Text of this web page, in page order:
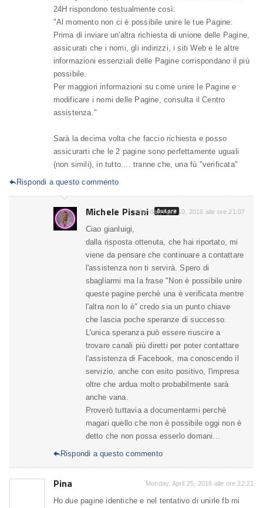
24H rispondono testualmente così:
"Al momento non ci è possibile unire le tue Pagine.
Prima di inviare un'altra richiesta di unione delle Pagine,
assicurati che i nomi, gli indirizzi, i siti Web e le altre
informazioni essenziali delle Pagine corrispondano il più
possibile.
Per maggiori informazioni su come unire le Pagine e
modificare i nomi delle Pagine, consulta il Centro
assistenza."
Sarà la decima volta che faccio richiesta e posso
assicurarti che le 2 pagine sono perfettamente uguali
(non simili), in tutto.... tranne che, una fù "verificata"
Rispondi a questo commento
Michele Pisani Autore
Sunday, April 10, 2016 alle ore 21:07
Ciao gianluigi,
dalla risposta ottenuta, che hai riportato, mi
viene da pensare che continuare a contattare
l'assistenza non ti servirà. Spero di
sbagliarmi ma la frase "Non è possibile unire
queste pagine perchè una è verificata mentre
l'altra non lo è" credo sia un punto chiave
che lascia poche speranze di successo.
L'unica speranza può essere riuscire a
trovare canali più diretti per poter contattare
l'assistenza di Facebook, ma conoscendo il
servizio, anche con esito positivo, l'impresa
oltre che ardua molto probabilmente sarà
anche vana.
Proverò tuttavia a documentarmi perchè
magari quello che non è possibile oggi non è
detto che non possa esserlo domani...
Rispondi a questo commento
Pina Monday, April 25, 2016 alle ore 22:21
Ho due pagine identiche e nel tentativo di unirle fb mi